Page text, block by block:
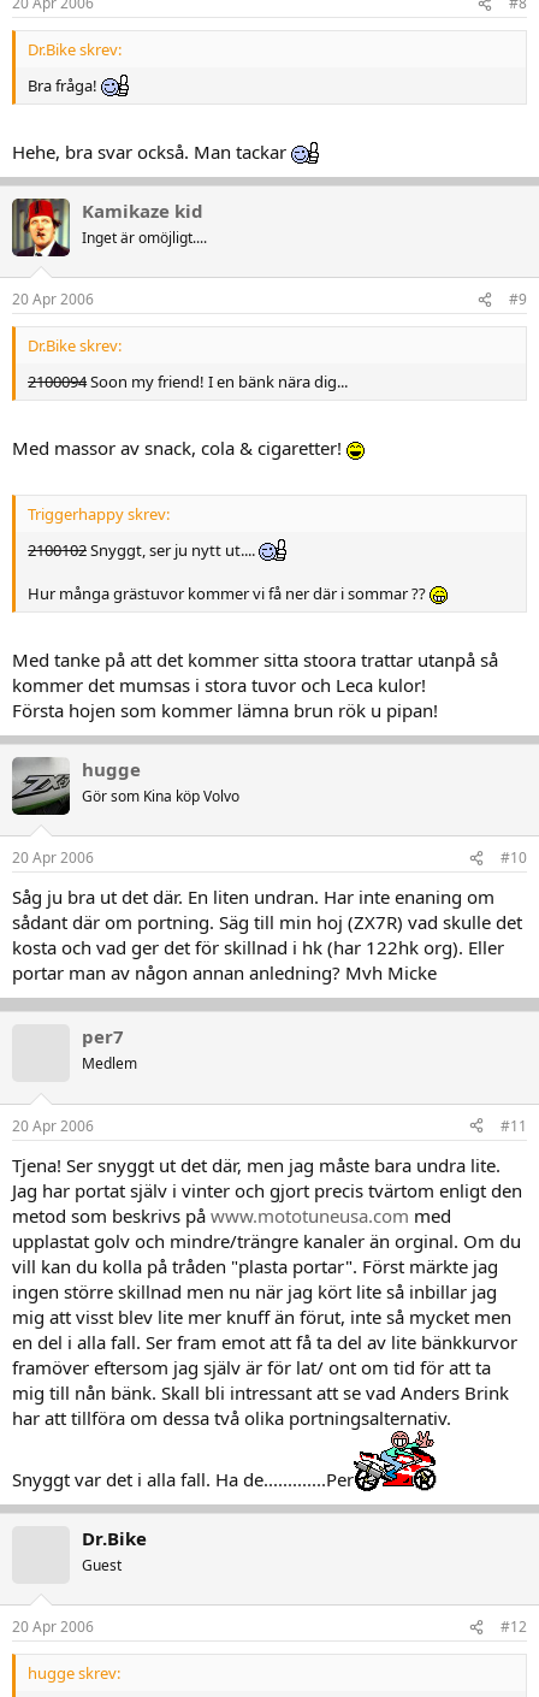
Dr.Bike skrev:
Bra fråga!
Hehe, bra svar också. Man tackar
Kamikaze kid
Inget är omöjligt....
20 Apr 2006 #9
Dr.Bike skrev:
2100094Soon my friend! I en bänk nära dig...
Med massor av snack, cola & cigaretter!
Triggerhappy skrev:
2100102Snyggt, ser ju nytt ut....
Hur många grästuvor kommer vi få ner där i sommar ??
Med tanke på att det kommer sitta stoora trattar utanpå så
kommer det mumsas i stora tuvor och Leca kulor!
Första hojen som kommer lämna brun rök u pipan!
hugge
Gör som Kina köp Volvo
20 Apr 2006 #10
Såg ju bra ut det där. En liten undran. Har inte enaning om
sådant där om portning. Säg till min hoj (ZX7R) vad skulle det
kosta och vad ger det för skillnad i hk (har 122hk org). Eller
portar man av någon annan anledning? Mvh Micke
per7
Medlem
20 Apr 2006 #11
Tjena! Ser snyggt ut det där, men jag måste bara undra lite.
Jag har portat själv i vinter och gjort precis tvärtom enligt den
metod som beskrivs på www.mototuneusa.com med
upplastat golv och mindre/trängre kanaler än orginal. Om du
vill kan du kolla på tråden "plasta portar". Först märkte jag
ingen större skillnad men nu när jag kört lite så inbillar jag
mig att visst blev lite mer knuff än förut, inte så mycket men
en del i alla fall. Ser fram emot att få ta del av lite bänkkurvor
framöver eftersom jag själv är för lat/ ont om tid för att ta
mig till nån bänk. Skall bli intressant att se vad Anders Brink
har att tillföra om dessa två olika portningsalternativ.
Snyggt var det i alla fall. Ha de.............Per
Dr.Bike
Guest
20 Apr 2006 #12
hugge skrev: